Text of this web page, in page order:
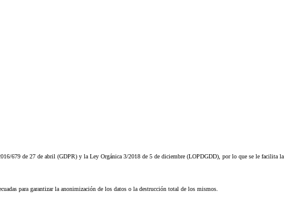
679 de 27 de abril (GDPR) y la Ley Orgánica 3/2018 de 5 de diciembre (LOPDGDD), por lo que se le facilita la
para garantizar la anonimización de los datos o la destrucción total de los mismos.